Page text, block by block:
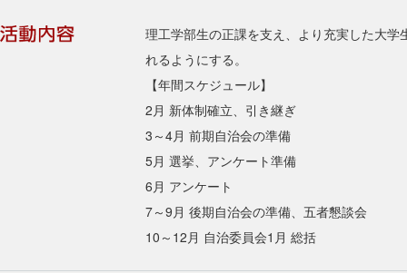
理工学部生の正課を支え、より充実した大学
れるようにする。
【年間スケジュール】
2月 新体制確立、引き継ぎ
3～4月 前期自治会の準備
5月 選挙、アンケート準備
6月 アンケート
7～9月 後期自治会の準備、五者懇談会
10～12月 自治委員会1月 総括